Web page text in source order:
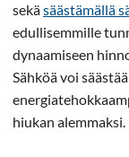
sekäsäästämällä
edullisemmille
dynaamiseen
Sähköä voi
hiukan alemmaksi.